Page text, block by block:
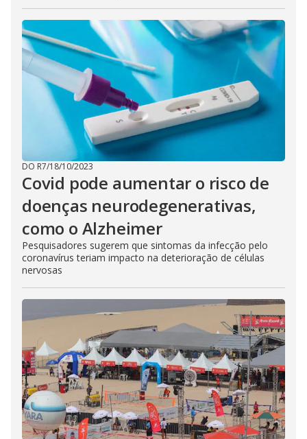
DO R7/18/10/2023
Covid pode aumentar o risco de
doenças neurodegenerativas,
como o Alzheimer
Pesquisadores sugerem que sintomas da infecção pelo
coronavírus teriam impacto na deterioração de células
nervosas